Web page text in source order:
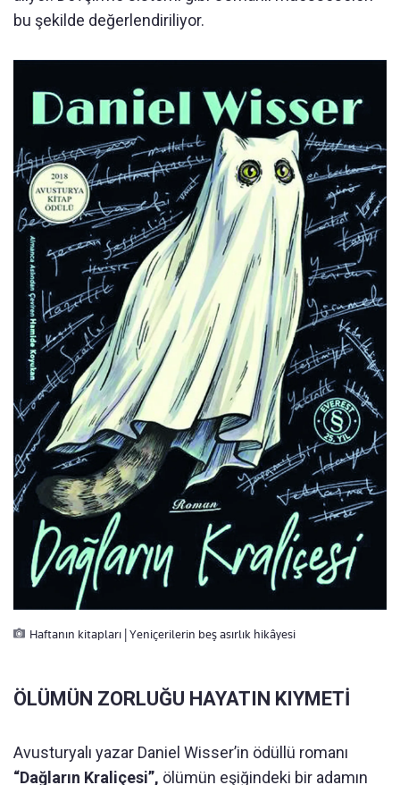
bu şekilde değerlendiriliyor.
Haftanın kitapları | Yeniçerilerin beş asırlık hikâyesi
ÖLÜMÜN ZORLUĞU HAYATIN KIYMETİ
Avusturyalı yazar Daniel Wisser’in ödüllü romanı
“Dağların Kraliçesi”, ölümün eşiğindeki bir adamın